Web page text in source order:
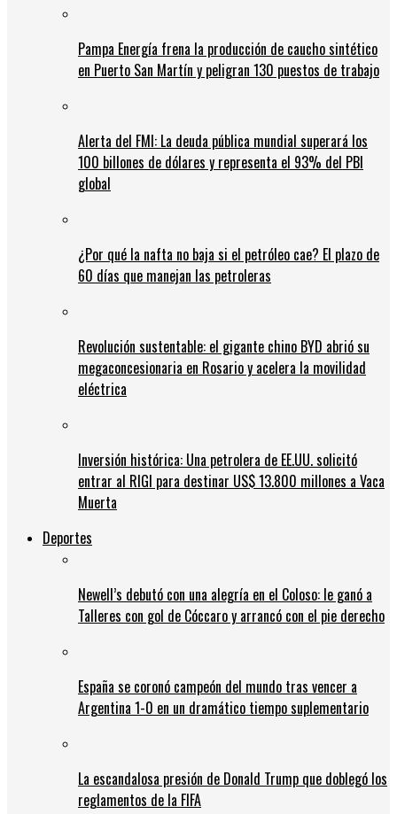
Pampa Energía frena la producción de caucho sintético
en Puerto San Martín y peligran 130 puestos de trabajo
Alerta del FMI: La deuda pública mundial superará los
100 billones de dólares y representa el 93% del PBI
global
¿Por qué la nafta no baja si el petróleo cae? El plazo de
60 días que manejan las petroleras
Revolución sustentable: el gigante chino BYD abrió su
megaconcesionaria en Rosario y acelera la movilidad
eléctrica
Inversión histórica: Una petrolera de EE.UU. solicitó
entrar al RIGI para destinar US$ 13.800 millones a Vaca
Muerta
Deportes
Newell’s debutó con una alegría en el Coloso: le ganó a
Talleres con gol de Cóccaro y arrancó con el pie derecho
España se coronó campeón del mundo tras vencer a
Argentina 1-0 en un dramático tiempo suplementario
La escandalosa presión de Donald Trump que doblegó los
reglamentos de la FIFA